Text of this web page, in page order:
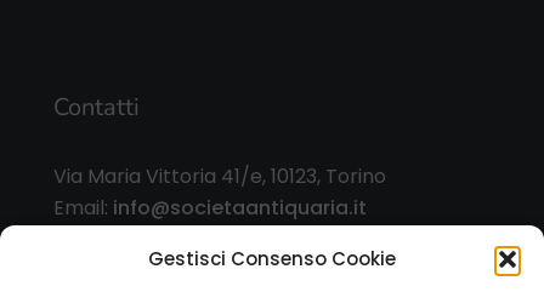
Gestisci Consenso Cookie
Contatti
Via Maria Vittoria 41/e, 10123, Torino
Email: info@societaantiquaria.it